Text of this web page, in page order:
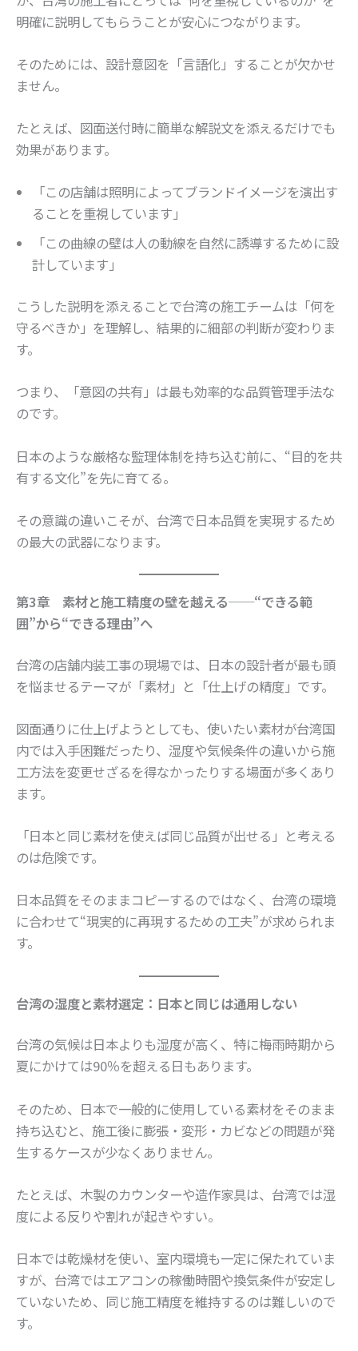
明確に説明してもらうことが安心につながります。
そのためには、設計意図を「言語化」することが欠かせ
ません。
たとえば、図面送付時に簡単な解説文を添えるだけでも
効果があります。
「この店舗は照明によってブランドイメージを演出す
ることを重視しています」
「この曲線の壁は人の動線を自然に誘導するために設
計しています」
こうした説明を添えることで台湾の施工チームは「何を
守るべきか」を理解し、結果的に細部の判断が変わりま
す。
つまり、「意図の共有」は最も効率的な品質管理手法な
のです。
日本のような厳格な監理体制を持ち込む前に、“目的を共
有する文化”を先に育てる。
その意識の違いこそが、台湾で日本品質を実現するため
の最大の武器になります。
第3章 素材と施工精度の壁を越える──“できる範
囲”から“できる理由”へ
台湾の店舗内装工事の現場では、日本の設計者が最も頭
を悩ませるテーマが「素材」と「仕上げの精度」です。
図面通りに仕上げようとしても、使いたい素材が台湾国
内では入手困難だったり、湿度や気候条件の違いから施
工方法を変更せざるを得なかったりする場面が多くあり
ます。
「日本と同じ素材を使えば同じ品質が出せる」と考える
のは危険です。
日本品質をそのままコピーするのではなく、台湾の環境
に合わせて“現実的に再現するための工夫”が求められま
す。
台湾の湿度と素材選定：日本と同じは通用しない
台湾の気候は日本よりも湿度が高く、特に梅雨時期から
夏にかけては90％を超える日もあります。
そのため、日本で一般的に使用している素材をそのまま
持ち込むと、施工後に膨張・変形・カビなどの問題が発
生するケースが少なくありません。
たとえば、木製のカウンターや造作家具は、台湾では湿
度による反りや割れが起きやすい。
日本では乾燥材を使い、室内環境も一定に保たれていま
すが、台湾ではエアコンの稼働時間や換気条件が安定し
ていないため、同じ施工精度を維持するのは難しいので
す。